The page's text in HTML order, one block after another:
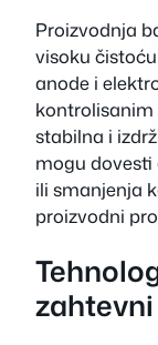
Proizvodnja
visoku
anode i
stabilna i
mogu dovesti
ili smanjenja
proizvodni